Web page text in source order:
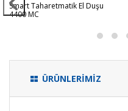
Smart Taharetmatik El Duşu
4400 MC
ÜRÜNLERİMİZ